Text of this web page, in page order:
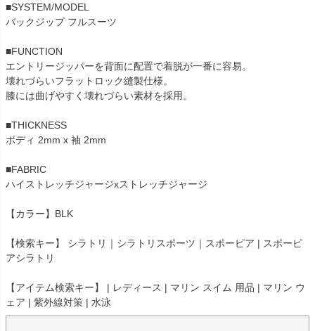
■SYSTEM/MODEL
バックジップ フルスーツ
■FUNCTION
エントリージッパーを背面に配置で着脱が一番に容易。
壊れづらいフラットロック縫製仕様。
膝には曲げやすく壊れづらい素材を採用。
■THICKNESS
ボディ 2mm x 袖 2mm
■FABRIC
ハイストレッチジャージxストレッチジャージ
【カラー】BLK
【検索キー】 シラトリ｜シラトリスポーツ｜スポーピア | スポーピ
アシラトリ
【アイテム検索キー】 | レディース | マリン スイム 用品 | マリン ウ
ェア | 紫外線対策 | 水泳